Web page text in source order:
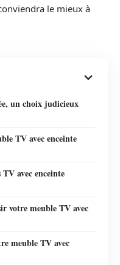
le mieux à
un choix judicieux
TV avec enceinte
avec enceinte
votre meuble TV avec
meuble TV avec